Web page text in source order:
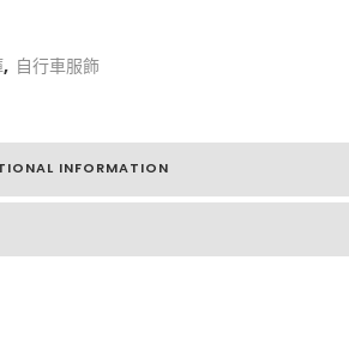
, 自行車服飾
INFORMATION